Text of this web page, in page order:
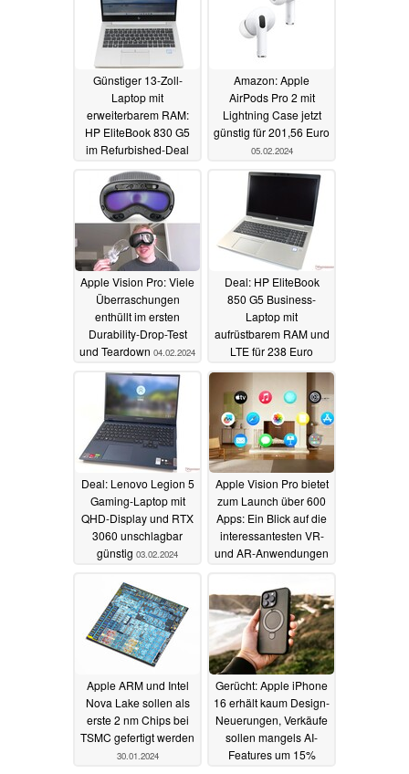
Günstiger 13-Zoll-
Laptop mit
erweiterbarem RAM:
HP EliteBook 830 G5
im Refurbished-Deal
06.02.2024
Amazon: Apple
AirPods Pro 2 mit
Lightning Case jetzt
günstig für 201,56 Euro
05.02.2024
Apple Vision Pro: Viele
Überraschungen
enthüllt im ersten
Durability-Drop-Test
und Teardown 04.02.2024
Deal: HP EliteBook
850 G5 Business-
Laptop mit
aufrüstbarem RAM und
LTE für 238 Euro
04.02.2024
Deal: Lenovo Legion 5
Gaming-Laptop mit
QHD-Display und RTX
3060 unschlagbar
günstig 03.02.2024
Apple Vision Pro bietet
zum Launch über 600
Apps: Ein Blick auf die
interessantesten VR-
und AR-Anwendungen
Apple ARM und Intel
Nova Lake sollen als
erste 2 nm Chips bei
TSMC gefertigt werden
30.01.2024
Gerücht: Apple iPhone
16 erhält kaum Design-
Neuerungen, Verkäufe
sollen mangels AI-
Features um 15%